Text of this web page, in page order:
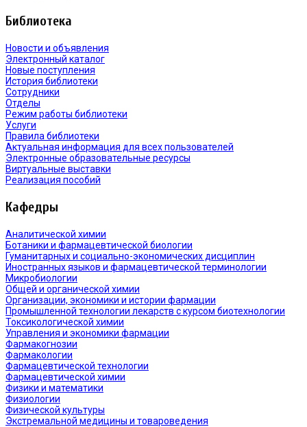
Библиотека
Новости и объявления
Электронный каталог
Новые поступления
История библиотеки
Сотрудники
Отделы
Режим работы библиотеки
Услуги
Правила библиотеки
Актуальная информация для всех пользователей
Электронные образовательные ресурсы
Виртуальные выставки
Реализация пособий
Кафедры
Аналитической химии
Ботаники и фармацевтической биологии
Гуманитарных и социально-экономических дисциплин
Иностранных языков и фармацевтической терминологии
Микробиологии
Общей и органической химии
Организации, экономики и истории фармации
Промышленной технологии лекарств с курсом биотехнологии
Токсикологической химии
Управления и экономики фармации
Фармакогнозии
Фармакологии
Фармацевтической технологии
Фармацевтической химии
Физики и математики
Физиологии
Физической культуры
Экстремальной медицины и товароведения